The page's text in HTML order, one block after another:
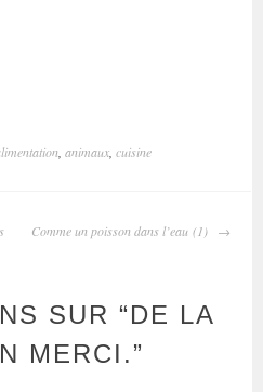
,animaux ,cuisine
Comme un poisson dans l’eau (1)
SUR “DE LA
MERCI.”